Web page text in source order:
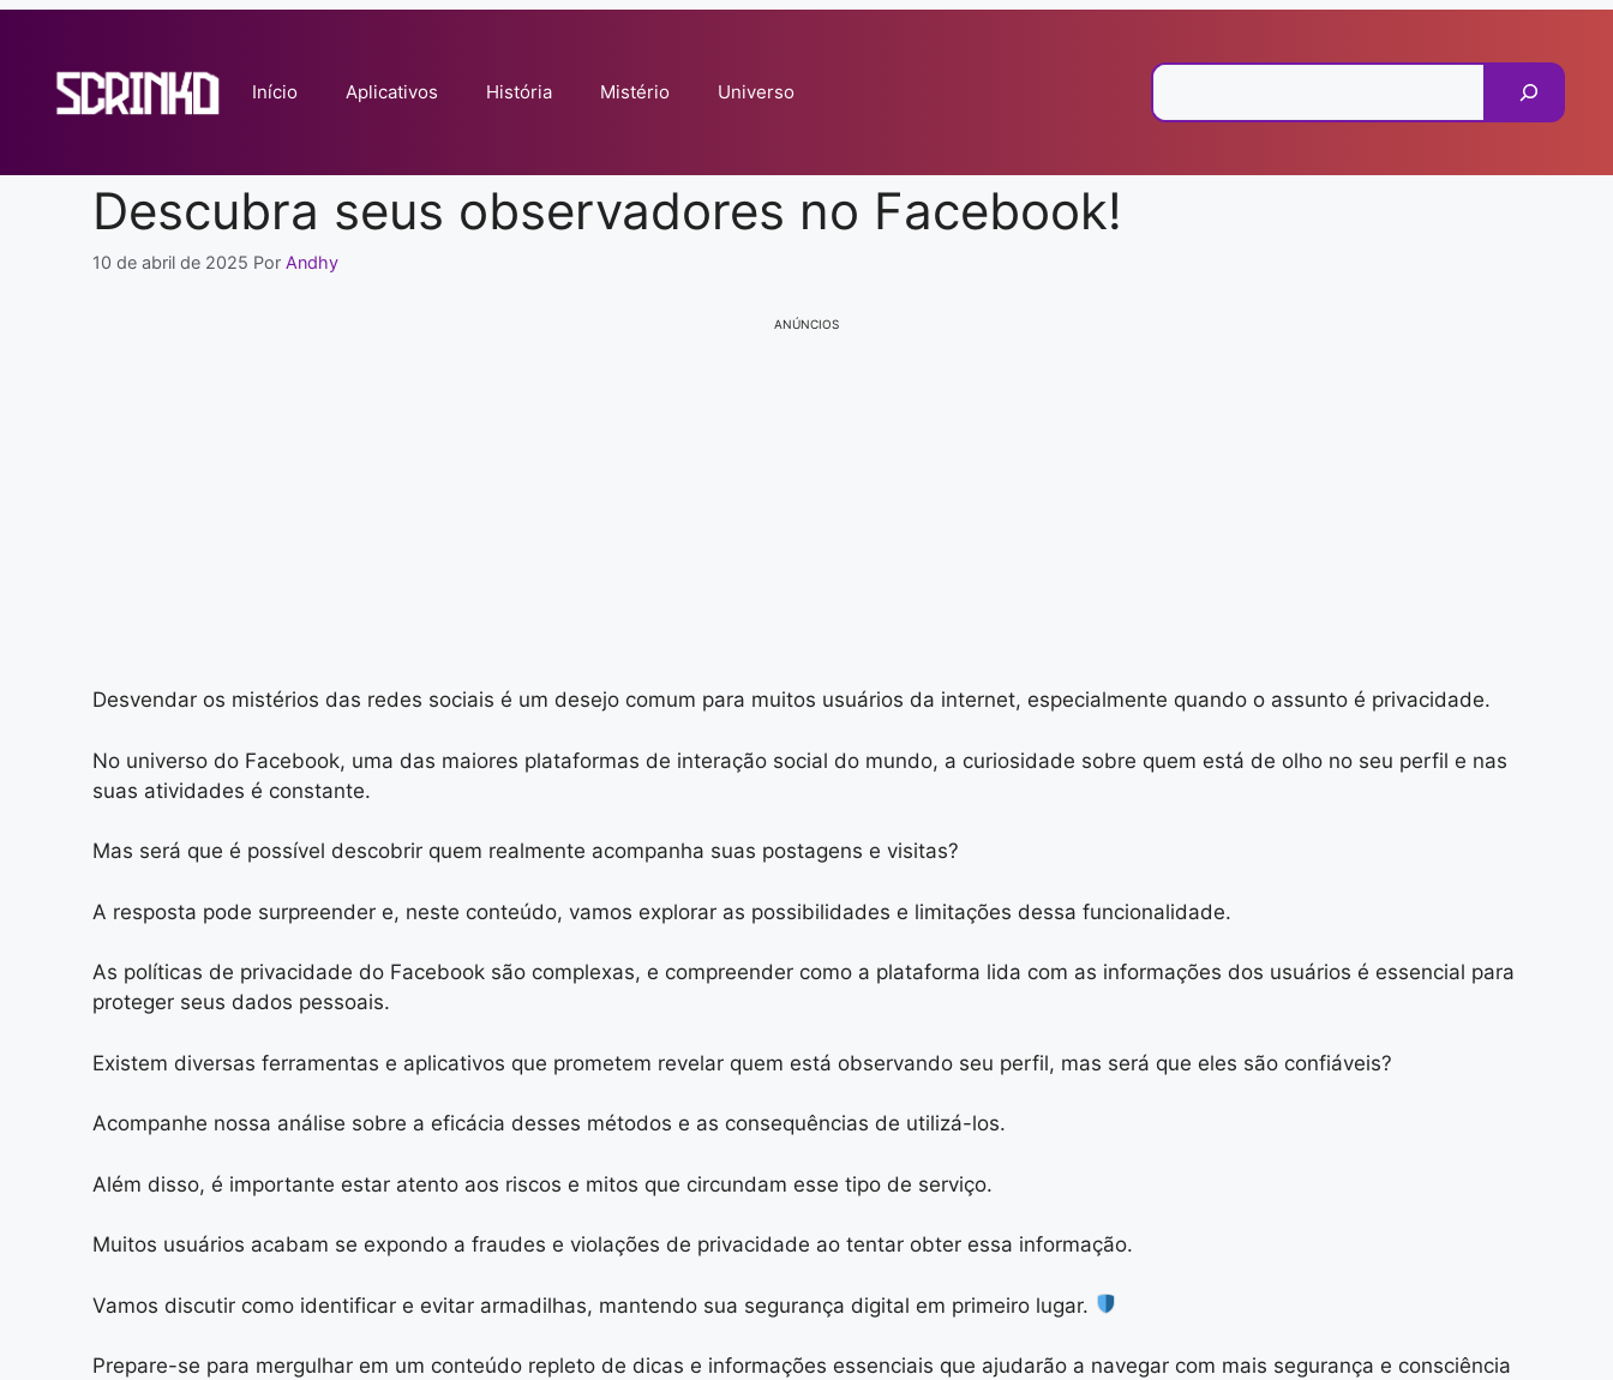
conteúdo
Início Aplicativos História Mistério Universo
Descubra seus observadores no Facebook!
10 de abril de 2025 Por Andhy
ANÚNCIOS
Desvendar os mistérios das redes sociais é um desejo comum para muitos usuários da internet, especialmente quando o assunto é privacidade.
No universo do Facebook, uma das maiores plataformas de interação social do mundo, a curiosidade sobre quem está de olho no seu perfil e nas
suas atividades é constante.
Mas será que é possível descobrir quem realmente acompanha suas postagens e visitas?
A resposta pode surpreender e, neste conteúdo, vamos explorar as possibilidades e limitações dessa funcionalidade.
As políticas de privacidade do Facebook são complexas, e compreender como a plataforma lida com as informações dos usuários é essencial para
proteger seus dados pessoais.
Existem diversas ferramentas e aplicativos que prometem revelar quem está observando seu perfil, mas será que eles são confiáveis?
Acompanhe nossa análise sobre a eficácia desses métodos e as consequências de utilizá-los.
Além disso, é importante estar atento aos riscos e mitos que circundam esse tipo de serviço.
Muitos usuários acabam se expondo a fraudes e violações de privacidade ao tentar obter essa informação.
Vamos discutir como identificar e evitar armadilhas, mantendo sua segurança digital em primeiro lugar.
Prepare-se para mergulhar em um conteúdo repleto de dicas e informações essenciais que ajudarão a navegar com mais segurança e consciência